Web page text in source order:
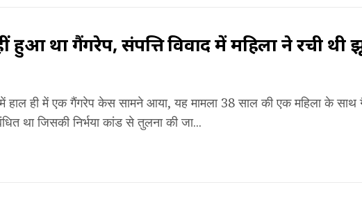
हुआ था गैंगरेप, संपत्ति विवाद में महिला ने रची थी
में हाल ही में एक गैंगरेप केस सामने आया, यह मामला 38 साल की एक महिला के साथ
था जिसकी निर्भया कांड से तुलना की जा...